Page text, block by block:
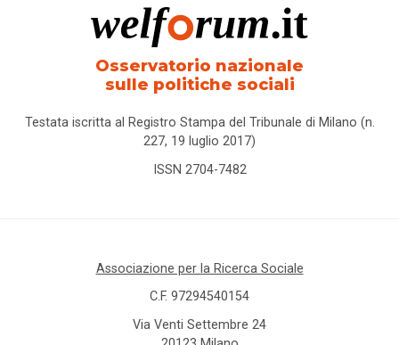
Osservatorio nazionale
sulle politiche sociali
Testata iscritta al Registro Stampa del Tribunale di Milano (n.
227, 19 luglio 2017)
ISSN 2704-7482
Associazione per la Ricerca Sociale
C.F. 97294540154
Via Venti Settembre 24